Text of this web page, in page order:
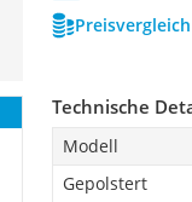
Technische
Modell
Gepolstert